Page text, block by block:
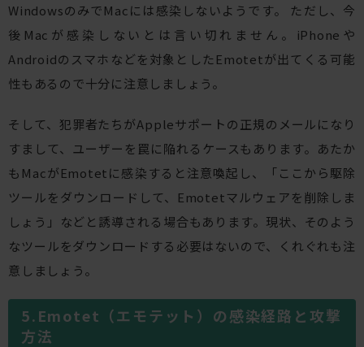
WindowsのみでMacには感染しないようです。 ただし、今
後Macが感染しないとは言い切れません。iPhoneや
Androidのスマホなどを対象としたEmotetが出てくる可能
性もあるので十分に注意しましょう。
そして、犯罪者たちがAppleサポートの正規のメールになり
すまして、ユーザーを罠に陥れるケースもあります。あたか
もMacがEmotetに感染すると注意喚起し、「ここから駆除
ツールをダウンロードして、Emotetマルウェアを削除しま
しょう」などと誘導される場合もあります。現状、そのよう
なツールをダウンロードする必要はないので、くれぐれも注
意しましょう。
Emotet（エモテット）の感染経路と攻撃
方法